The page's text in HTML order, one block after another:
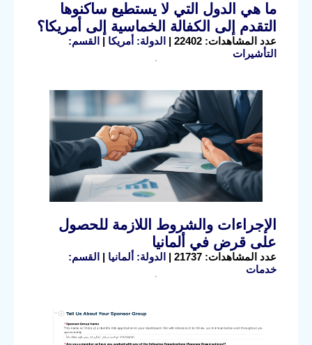
ما هي الدول التي لا يستطيع ساكنوها
التقدم إلى الكفالة الخماسية إلى أمريكا؟
عدد المشاهدات: 22402 | الدولة: أمريكا | القسم:
التأشيرات
الإجراءات والشروط اللازمة للحصول
على قرض في ألمانيا
عدد المشاهدات: 21737 | الدولة: ألمانيا | القسم:
خدمات